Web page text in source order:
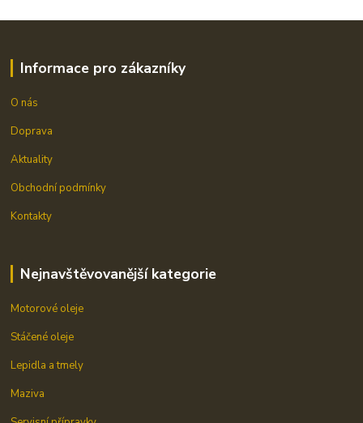
Informace pro zákazníky
O nás
Doprava
Aktuality
Obchodní podmínky
Kontakty
Nejnavštěvovanější kategorie
Motorové oleje
Stáčené oleje
Lepidla a tmely
Maziva